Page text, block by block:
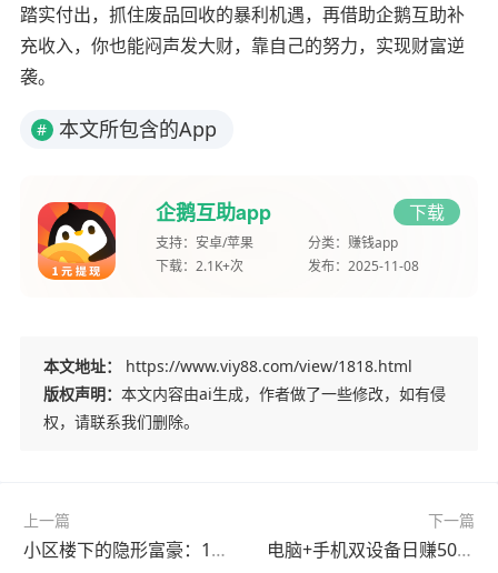
踏实付出，抓住废品回收的暴利机遇，再借助企鹅互助补
充收入，你也能闷声发大财，靠自己的努力，实现财富逆
袭。
# 本文所包含的App
企鹅互助app 下载
支持： 安卓/苹果 分类： 赚钱app
下载： 2.1K+次 发布： 2025-11-08
本文地址：
https://www.viy88.com/view/1818.html
版权声明： 本文内容由ai生成，作者做了一些修改，如有侵
权，请联系我们删除。
上一篇
小区楼下的隐形富豪：10平米洗鞋店，单月净赚2万+的秘密
下一篇
电脑+手机双设备日赚50元，4个零门槛实操赚钱方法